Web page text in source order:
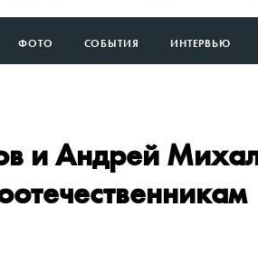
ФОТО СОБЫТИЯ ИНТЕРВЬЮ
и Андрей